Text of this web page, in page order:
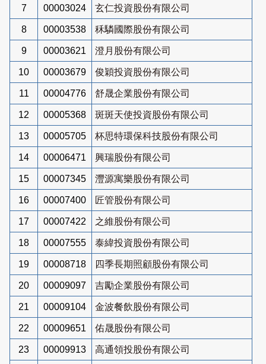
7 00003024 玄仁投資股份有限公司
8 00003538 秝驎國際股份有限公司
9 00003621 澄月股份有限公司
10 00003679 俊穎投資股份有限公司
11 00004776 舒晟企業股份有限公司
12 00005368 斑斑天使投資股份有限公司
13 00005705 杯思特環保科技股份有限公司
14 00006471 興瑞股份有限公司
15 00007345 灃源寓樂股份有限公司
16 00007400 匠管股份有限公司
17 00007422 之維股份有限公司
18 00007555 泰緯投資股份有限公司
19 00008718 四季長期照顧股份有限公司
20 00009097 吉勵企業股份有限公司
21 00009104 金波餐飲股份有限公司
22 00009651 佑晟股份有限公司
23 00009913 高通領投股份有限公司